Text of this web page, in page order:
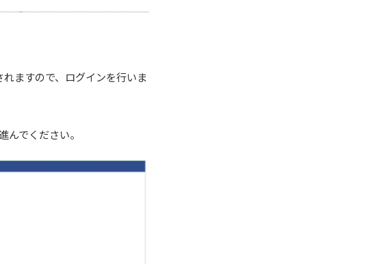
ますので、ログインを行いま
でください。